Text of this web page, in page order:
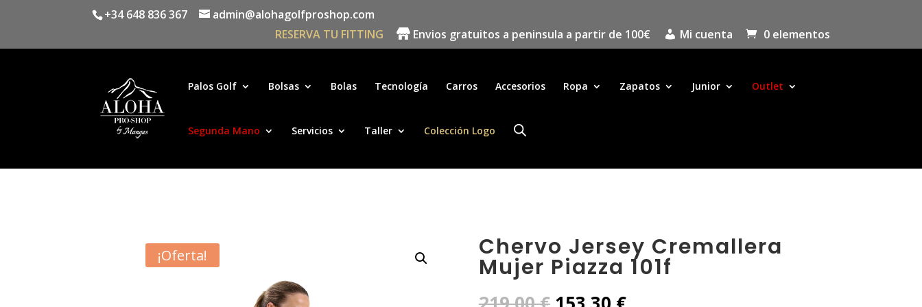
+34 648 836 367
admin@alohagolfproshop.com
RESERVA TU FITTING
Envios gratuitos a peninsula a partir de 100€ Mi cuenta 0 elementos
Palos Golf Bolsas Bolas Tecnología Carros Accesorios Ropa Zapatos Junior Outlet
Segunda Mano Servicios Taller Colección Logo
¡Oferta! Chervo Jersey Cremallera
Mujer Piazza 101f